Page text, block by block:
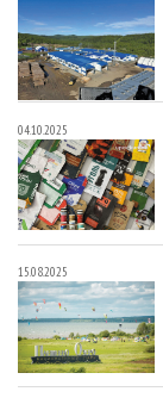
04.10.2025
15.08.2025